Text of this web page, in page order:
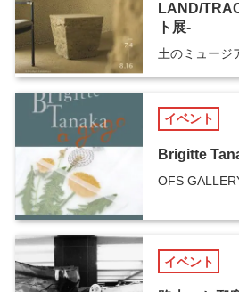
LAND/
ト展-
土のミュージ
イベント
Brigitte
OFS
イベント